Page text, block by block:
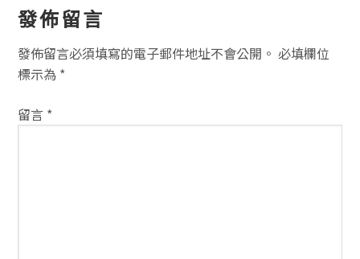
讀
者
互
動
方
發佈留言
發佈留言必須填寫的電子郵件地址不會公開。 必填欄位
標示為 *
留言 *